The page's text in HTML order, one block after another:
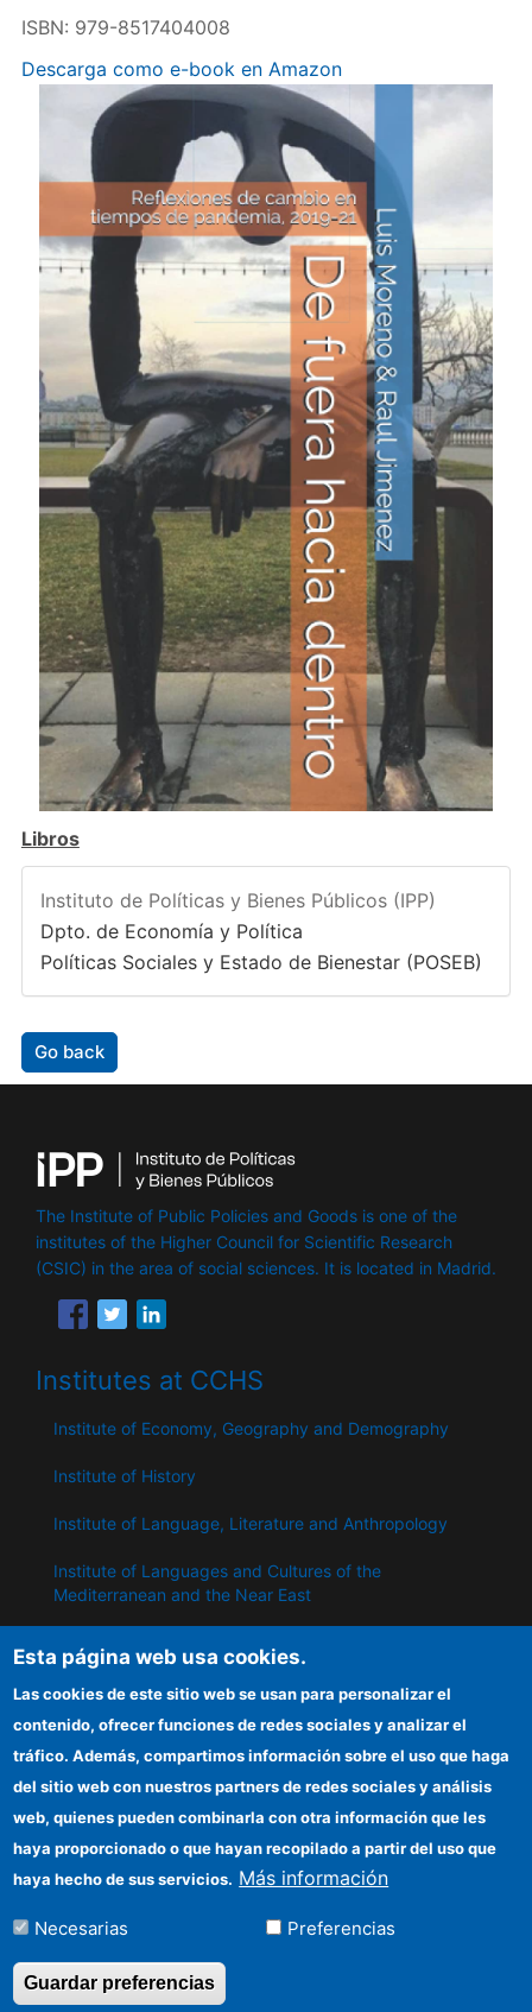
ISBN: 979-8517404008
Descarga como e-book en Amazon
Libros
Instituto de Políticas y Bienes Públicos (IPP)
Dpto. de Economía y Política
Políticas Sociales y Estado de Bienestar (POSEB)
Go back
The Institute of Public Policies and Goods is one of the
institutes of the Higher Council for Scientific Research
(CSIC) in the area of ​​social sciences. It is located in Madrid.
Institutes at CCHS
Institute of Economy, Geography and Demography
Institute of History
Institute of Language, Literature and Anthropology
Institute of Languages ​​and Cultures of the
Mediterranean and the Near East
Institute of Public Policies and Goods
IPP
CSIC Electronic Office
Information for providers
Funding entities
Location
Esta página web usa cookies.
Las cookies de este sitio web se usan para personalizar el
contenido, ofrecer funciones de redes sociales y analizar el
tráfico. Además, compartimos información sobre el uso que haga
del sitio web con nuestros partners de redes sociales y análisis
web, quienes pueden combinarla con otra información que les
haya proporcionado o que hayan recopilado a partir del uso que
haya hecho de sus servicios. Más información
Necesarias Preferencias
Guardar preferencias